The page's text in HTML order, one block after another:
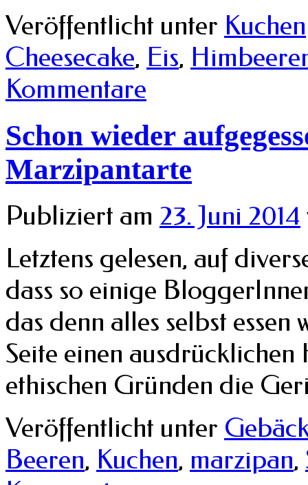
Veröffentlicht unter Kuchen
Cheesecake, Eis,
Kommentare
Schon wieder
Marzipantarte
Publiziert am 23. Juni 2014
Letztens gelesen, auf
dass so einige
das denn alles selbst
Seite einen ausdrücklichen
ethischen Gründen die
Veröffentlicht unter
Beeren, Kuchen, marzipan,